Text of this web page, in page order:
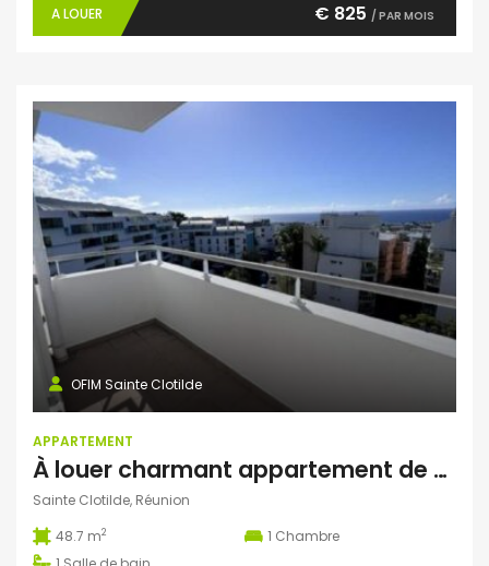
A LOUER € 825 / PAR MOIS
OFIM Sainte Clotilde
APPARTEMENT
À louer charmant appartement de type F2 situé dans la résidence Georges Brassens à Sainte-Clotilde Réunion
Sainte Clotilde, Réunion
48.7 m2 1 Chambre